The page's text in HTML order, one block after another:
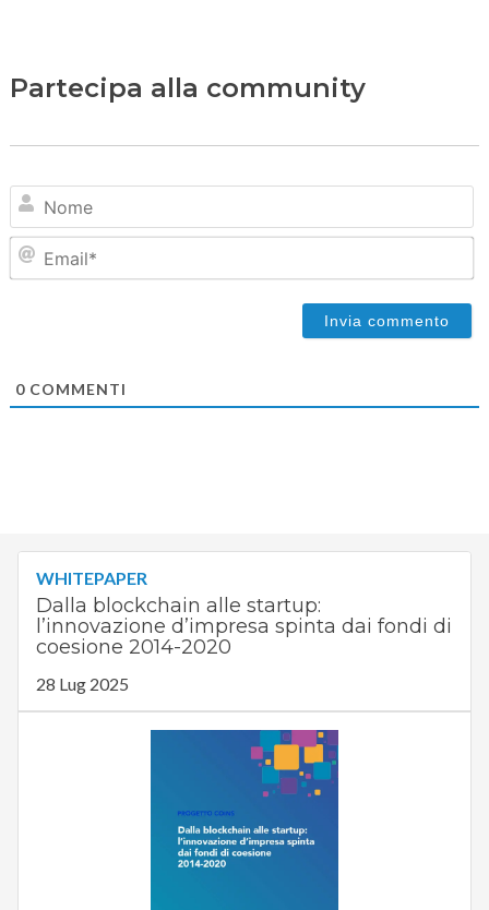
Partecipa alla community
0COMMENTI
WHITEPAPER
Dalla blockchain alle startup:
l’innovazione d’impresa spinta dai fondi di
coesione 2014-2020
28 Lug 2025